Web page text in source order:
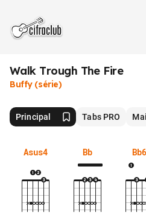
Walk Trough The Fire
Buffy (série)
Principal Tabs PRO
Asus4 Bb Bb6